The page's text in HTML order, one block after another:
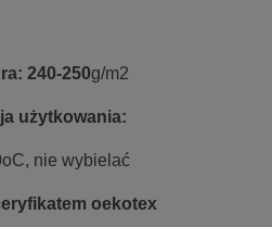
240-250g/m2
użytkowania:
nie wybielać
oekotex